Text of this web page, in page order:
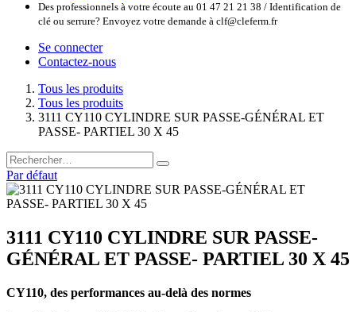
Des professionnels à votre écoute au 01 47 21 21 38 / Identification de
clé ou serrure? Envoyez votre demande à clf@cleferm.fr
Se connecter
Contactez-nous
Tous les produits
Tous les produits
3111 CY110 CYLINDRE SUR PASSE-GÉNÉRAL ET
PASSE- PARTIEL 30 X 45
Par défaut
3111 CY110 CYLINDRE SUR PASSE-
GÉNÉRAL ET PASSE- PARTIEL 30 X 45
CY110, des performances au-delà des normes